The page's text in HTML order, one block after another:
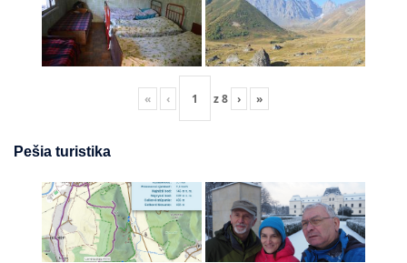
« ‹ z8 › »
Pešia turistika